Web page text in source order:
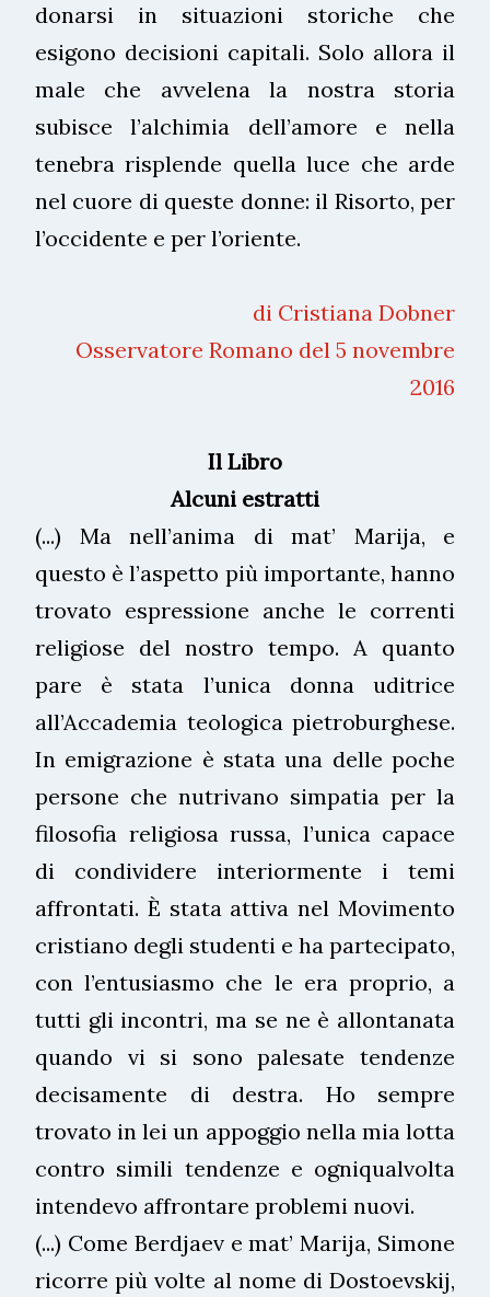
donarsi in situazioni storiche che
esigono decisioni capitali. Solo allora il
male che avvelena la nostra storia
subisce l’alchimia dell’amore e nella
tenebra risplende quella luce che arde
nel cuore di queste donne: il Risorto, per
l’occidente e per l’oriente.
di Cristiana Dobner
Osservatore Romano del 5 novembre
2016
Il Libro
Alcuni estratti
(...) Ma nell’anima di mat’ Marija, e
questo è l’aspetto più importante, hanno
trovato espressione anche le correnti
religiose del nostro tempo. A quanto
pare è stata l’unica donna uditrice
all’Accademia teologica pietroburghese.
In emigrazione è stata una delle poche
persone che nutrivano simpatia per la
filosofia religiosa russa, l’unica capace
di condividere interiormente i temi
affrontati. È stata attiva nel Movimento
cristiano degli studenti e ha partecipato,
con l’entusiasmo che le era proprio, a
tutti gli incontri, ma se ne è allontanata
quando vi si sono palesate tendenze
decisamente di destra. Ho sempre
trovato in lei un appoggio nella mia lotta
contro simili tendenze e ogniqualvolta
intendevo affrontare problemi nuovi.
(...) Come Berdjaev e mat’ Marija, Simone
ricorre più volte al nome di Dostoevskij,